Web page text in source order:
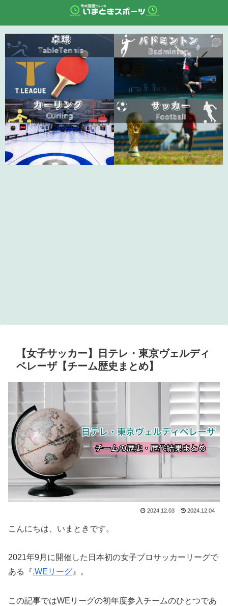
【女子サッカー】日テレ・東京ヴェルディ
ベレーザ【チーム歴史まとめ】
2024.12.03 2024.12.04
こんにちは、いまときです。
2021年9月に開催した日本初の女子プロサッカーリーグで
ある『.WEリーグ 』。
この記事ではWEリーグの初年度参入チームのひとつであ